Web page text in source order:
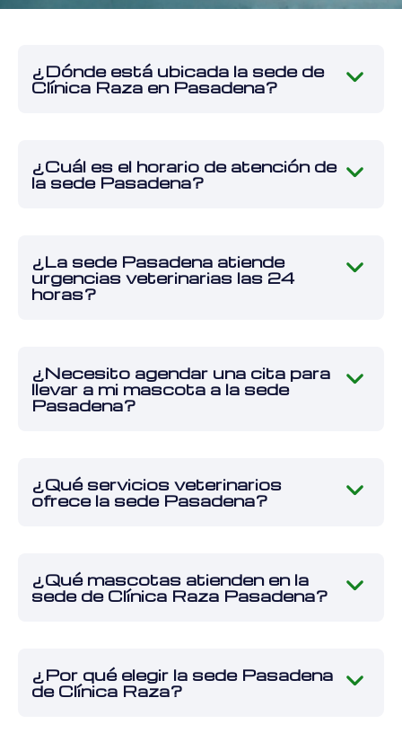
¿Dónde está ubicada la sede de
Clínica Raza en Pasadena?
¿Cuál es el horario de atención de
la sede Pasadena?
¿La sede Pasadena atiende
urgencias veterinarias las 24
horas?
¿Necesito agendar una cita para
llevar a mi mascota a la sede
Pasadena?
¿Qué servicios veterinarios
ofrece la sede Pasadena?
¿Qué mascotas atienden en la
sede de Clínica Raza Pasadena?
¿Por qué elegir la sede Pasadena
de Clínica Raza?